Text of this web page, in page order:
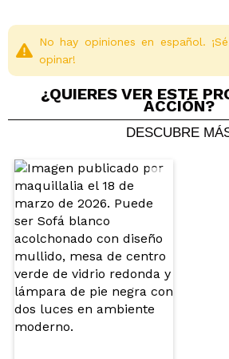
Compartir un vídeo o
Tu vídeo podría ser el primero.
¿Recomendarías su compra?
No hay opiniones en español.
opinar!
¿QUIERES VER ESTE
ACCIÓN?
DESCUBRE